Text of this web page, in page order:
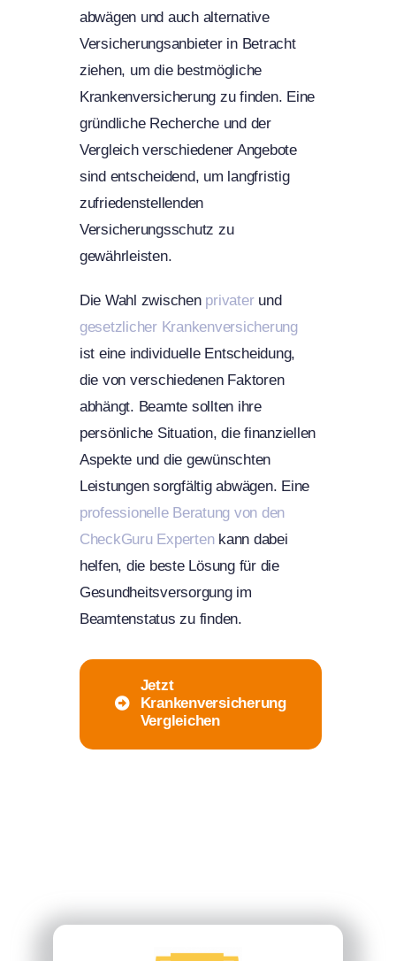
abwägen und auch alternative
Versicherungsanbieter in Betracht
ziehen, um die bestmögliche
Krankenversicherung zu finden. Eine
gründliche Recherche und der
Vergleich verschiedener Angebote
sind entscheidend, um langfristig
zufriedenstellenden
Versicherungsschutz zu
gewährleisten.
Die Wahl zwischen privater und
gesetzlicher Krankenversicherung
ist eine individuelle Entscheidung,
die von verschiedenen Faktoren
abhängt. Beamte sollten ihre
persönliche Situation, die finanziellen
Aspekte und die gewünschten
Leistungen sorgfältig abwägen. Eine
professionelle Beratung von den
CheckGuru Expertenkann dabei
helfen, die beste Lösung für die
Gesundheitsversorgung im
Beamtenstatus zu finden.
Jetzt
Krankenversicherung
Vergleichen